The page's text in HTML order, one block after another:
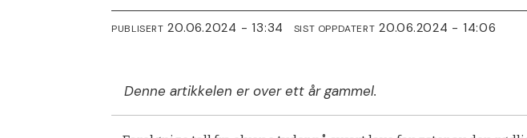
PUBLISERT 20.06.2024 - 13:34 SIST OPPDATERT 20.06.2024 - 14:06
Denne artikkelen er over ett år gammel.